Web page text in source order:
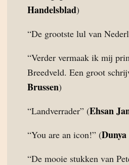
Handelsblad)
“De grootste lul van
“Verder vermaak ik mij
Breedveld. Een groot
Brussen)
“Landverrader” (Ehsan
“You are an icon!” (
“De mooie stukken van